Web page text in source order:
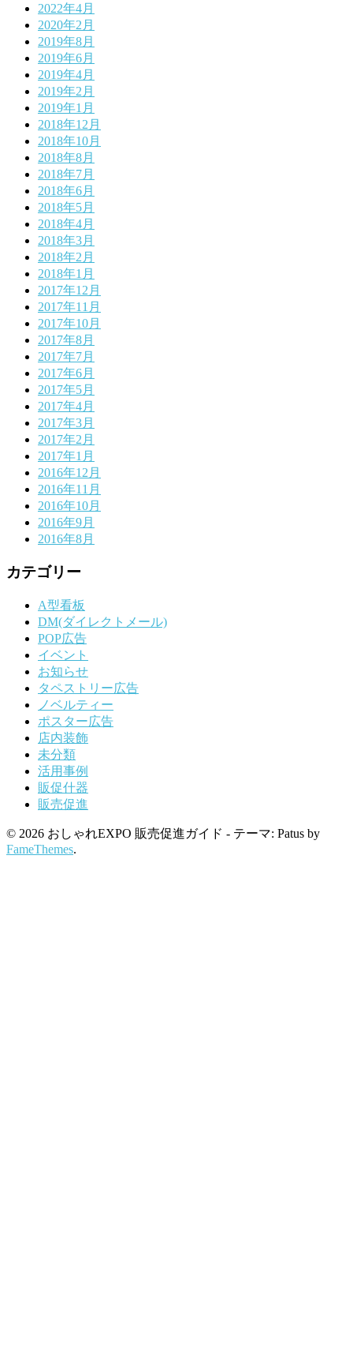
2022年4月
2020年2月
2019年8月
2019年6月
2019年4月
2019年2月
2019年1月
2018年12月
2018年10月
2018年8月
2018年7月
2018年6月
2018年5月
2018年4月
2018年3月
2018年2月
2018年1月
2017年12月
2017年11月
2017年10月
2017年8月
2017年7月
2017年6月
2017年5月
2017年4月
2017年3月
2017年2月
2017年1月
2016年12月
2016年11月
2016年10月
2016年9月
2016年8月
カテゴリー
A型看板
DM(ダイレクトメール)
POP広告
イベント
お知らせ
タペストリー広告
ノベルティー
ポスター広告
店内装飾
未分類
活用事例
販促什器
販売促進
© 2026 おしゃれEXPO 販売促進ガイド - テーマ: Patus by
FameThemes.